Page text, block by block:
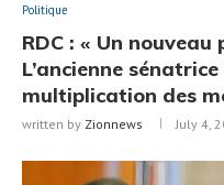
Politique
RDC : « Un nouveau
L’ancienne
multiplication des
written by Zionnews July 4,